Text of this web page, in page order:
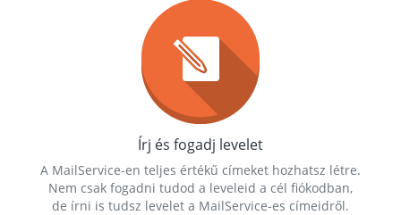
Írj és fogadj levelet
A MailService-en teljes értékű címeket hozhatsz létre.
Nem csak fogadni tudod a leveleid a cél fiókodban,
de írni is tudsz levelet a MailService-es címeidről.